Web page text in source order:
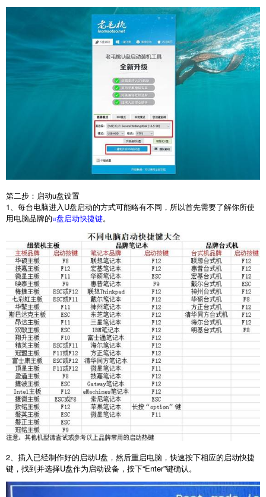
第二步：启动u盘设置
1、每台电脑进入U盘启动的方式可能略有不同，所以首先需要了解你所使
用电脑品牌的u盘启动快捷键。
2、插入已经制作好的启动U盘，然后重启电脑，快速按下相应的启动快捷
键，找到并选择U盘作为启动设备，按下“Enter”键确认。